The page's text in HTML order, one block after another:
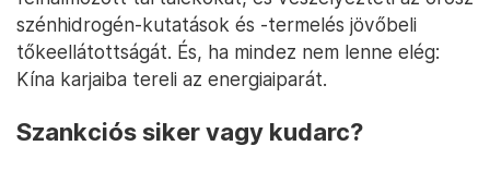
szénhidrogén-kutatások és -termelés jövőbeli
tőkeellátottságát. És, ha mindez nem lenne elég:
Kína karjaiba tereli az energiaiparát.
Szankciós siker vagy kudarc?